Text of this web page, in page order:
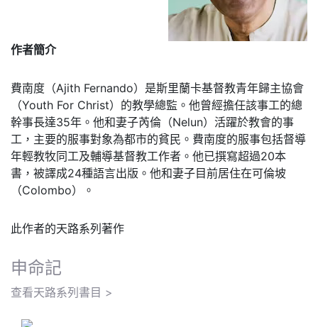
作者簡介
費南度（Ajith Fernando）是斯里蘭卡基督教青年歸主協會
（Youth For Christ）的教學總監。他曾經擔任該事工的總
幹事長達35年。他和妻子芮倫（Nelun）活躍於教會的事
工，主要的服事對象為都市的貧民。費南度的服事包括督導
年輕教牧同工及輔導基督教工作者。他已撰寫超過20本
書，被譯成24種語言出版。他和妻子目前居住在可倫坡
（Colombo）。
此作者的天路系列著作
申命記
查看天路系列書目 >